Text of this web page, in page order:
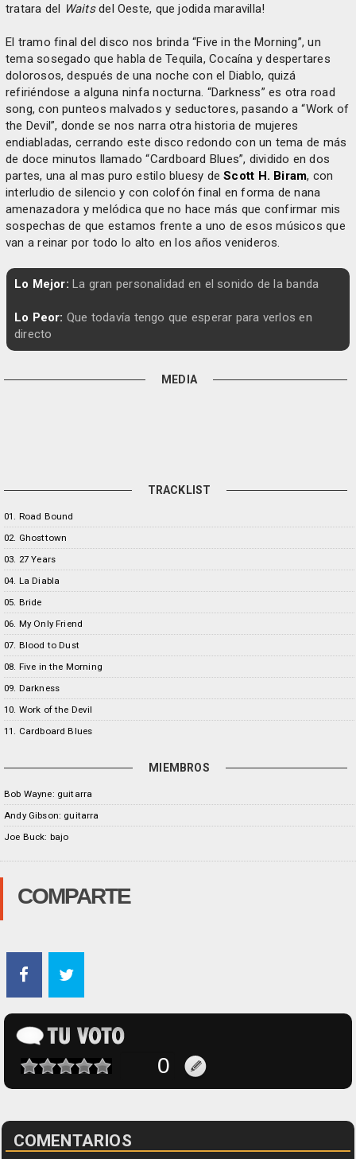
tratara del Waitsdel Oeste, que jodida maravilla!
El tramo final del disco nos brinda “Five in the Morning”, un
tema sosegado que habla de Tequila, Cocaína y despertares
dolorosos, después de una noche con el Diablo, quizá
refiriéndose a alguna ninfa nocturna. “Darkness” es otra road
song, con punteos malvados y seductores, pasando a “Work of
the Devil”, donde se nos narra otra historia de mujeres
endiabladas, cerrando este disco redondo con un tema de más
de doce minutos llamado “Cardboard Blues”, dividido en dos
partes, una al mas puro estilo bluesy deScott H. Biram, con
interludio de silencio y con colofón final en forma de nana
amenazadora y melódica que no hace más que confirmar mis
sospechas de que estamos frente a uno de esos músicos que
van a reinar por todo lo alto en los años venideros.
Lo Mejor: La gran personalidad en el sonido de la banda
Lo Peor: Que todavía tengo que esperar para verlos en
directo
MEDIA
TRACKLIST
01. Road Bound
02. Ghosttown
03. 27 Years
04. La Diabla
05. Bride
06. My Only Friend
07. Blood to Dust
08. Five in the Morning
09. Darkness
10. Work of the Devil
11. Cardboard Blues
MIEMBROS
Bob Wayne: guitarra
Andy Gibson: guitarra
Joe Buck: bajo
COMPARTE
COMENTARIOS